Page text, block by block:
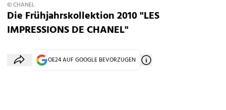
© CHANEL
Die Frühjahrskollektion 2010 "LES
IMPRESSIONS DE CHANEL"
OE24 AUF GOOGLE BEVORZUGEN